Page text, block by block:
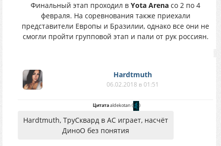
Финальный этап проходил в Yota Arena со 2 по 4
февраля. На соревнования также приехали
представители Европы и Бразилии, однако все они не
смогли пройти групповой этап и пали от рук россиян.
Hardtmuth
06.02.2018 в 01:51
Цитатаaldekotan ( )
Hardtmuth, ТруСквард в АС играет, насчёт
ДиноО без понятия